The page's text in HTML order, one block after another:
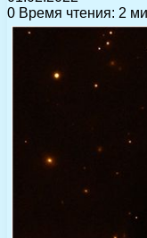
0 Время чтения: 2